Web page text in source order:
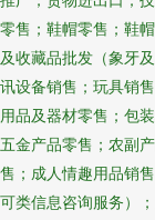
零售；鞋帽零售；鞋
及收藏品批发（象牙
讯设备销售；玩具销
用品及器材零售；包
五金产品零售；农副
售；成人情趣用品销
可类信息咨询服务）